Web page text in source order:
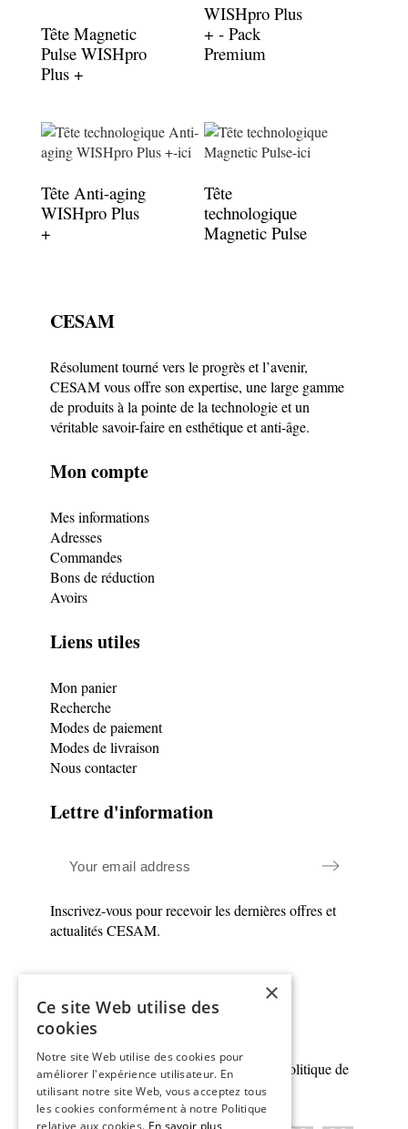
Tête Magnetic
Pulse WISHpro
Plus +
WISHpro Plus
+ - Pack
Premium
Tête Anti-aging
WISHpro Plus
+
Tête
technologique
Magnetic Pulse
CESAM
Résolument tourné vers le progrès et l’avenir,
CESAM vous offre son expertise, une large gamme
de produits à la pointe de la technologie et un
véritable savoir-faire en esthétique et anti-âge.
Mon compte
Mes informations
Adresses
Commandes
Bons de réduction
Avoirs
Liens utiles
Mon panier
Recherche
Modes de paiement
Modes de livraison
Nous contacter
Lettre d'information
Inscrivez-vous pour recevoir les dernières offres et
actualités CESAM.
© CESAM 2025 | Tous droits réservés |
Politique de
confidentialité|Mentions légales|CGV
×
Ce site Web utilise des
cookies
Notre site Web utilise des cookies pour
améliorer l'expérience utilisateur. En
utilisant notre site Web, vous acceptez tous
les cookies conformément à notre Politique
relative aux cookies. En savoir plus